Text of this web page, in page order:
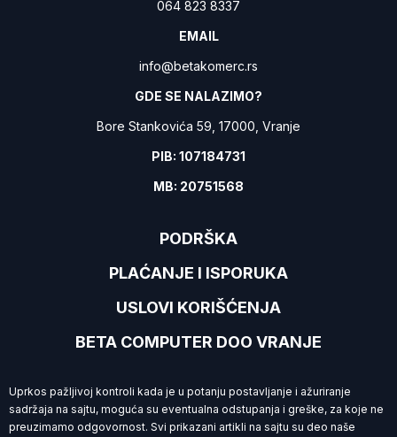
PODRŠKA
PLAĆANJE I ISPORUKA
USLOVI KORIŠĆENJA
BETA COMPUTER DOO VRANJE
064 823 8337
EMAIL
info@betakomerc.rs
GDE SE NALAZIMO?
Bore Stankovića 59, 17000, Vranje
PIB: 107184731
MB: 20751568
Uprkos pažljivoj kontroli kada je u potanju postavljanje i ažuriranje
sadržaja na sajtu, moguća su eventualna odstupanja i greške, za koje ne
preuzimamo odgovornost. Svi prikazani artikli na sajtu su deo naše